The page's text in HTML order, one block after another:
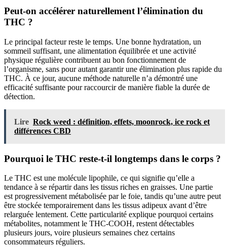
Peut-on accélérer naturellement l’élimination du
THC ?
Le principal facteur reste le temps. Une bonne hydratation, un
sommeil suffisant, une alimentation équilibrée et une activité
physique régulière contribuent au bon fonctionnement de
l’organisme, sans pour autant garantir une élimination plus rapide du
THC. À ce jour, aucune méthode naturelle n’a démontré une
efficacité suffisante pour raccourcir de manière fiable la durée de
détection.
Lire Rock weed : définition, effets, moonrock, ice rock et
différences CBD
Pourquoi le THC reste-t-il longtemps dans le corps ?
Le THC est une molécule lipophile, ce qui signifie qu’elle a
tendance à se répartir dans les tissus riches en graisses. Une partie
est progressivement métabolisée par le foie, tandis qu’une autre peut
être stockée temporairement dans les tissus adipeux avant d’être
relarguée lentement. Cette particularité explique pourquoi certains
métabolites, notamment le THC-COOH, restent détectables
plusieurs jours, voire plusieurs semaines chez certains
consommateurs réguliers.